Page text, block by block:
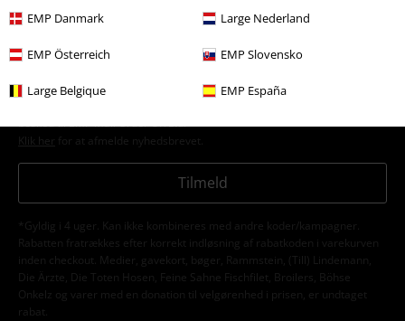
EMP Danmark Large Nederland
EMP Österreich EMP Slovensko
Large Belgique EMP España
Jeg giver hermed samtykke til at modtage EMP Nyhedsbrevet og
personoplysninger til at sende mig regelmæssige opdateringer om deres
overensstemmelse med bestemmelserne iData Privacy Policy
besked til EMP Mail Order UK Ltd.
Klik her
for at afmelde nyhedsbrevet.
Tilmeld
*Gyldig i 4 uger. Kan ikke kombineres med andre koder/kampagner.
Rabatten fratrækkes efter korrekt indløsning af rabatkoden i varekurven
inden checkout. Medier, gavekort, bøger, Rammstein, (Till) Lindemann,
Die Ärzte, Die Toten Hosen, Feine Sahne Fischfilet, Broilers, Böhse
Onkelz og varer med en donation til velgørenhed i prisen, er undtaget
rabat.